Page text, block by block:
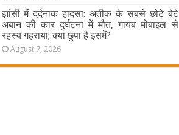
झांसी में दर्दनाक हादसा: अतीक के सबसे छोटे बेटे
अबान की कार दुर्घटना में मौत, गायब मोबाइल से
रहस्य गहराया; क्या छुपा है इसमें?
August 7, 2026